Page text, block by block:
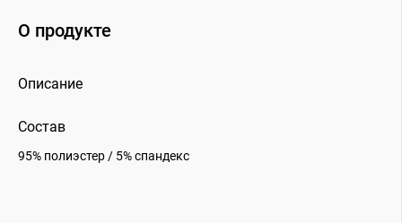
О продукте
Описание
Состав
95% полиэстер / 5% спандекс